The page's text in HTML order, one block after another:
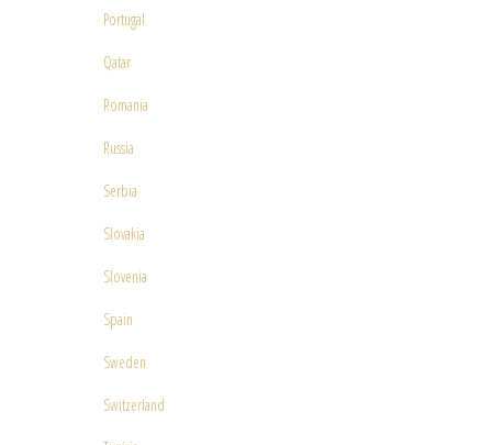
Portugal
Qatar
Romania
Russia
Serbia
Slovakia
Slovenia
Spain
Sweden
Switzerland